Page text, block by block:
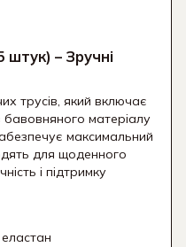
штук) – Зручні
трусів, який включає
бавовняного матеріалу
максимальний
для щоденного
і підтримку